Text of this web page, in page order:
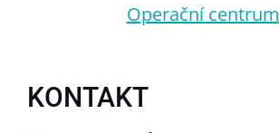
Operační centrum
KONTAKT